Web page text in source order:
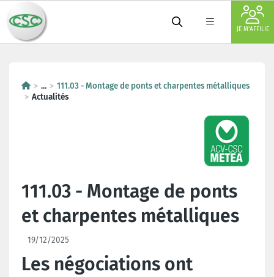
JE M'AFFILIE
...
111.03 - Montage de ponts et charpentes métalliques
Actualités
111.03 - Montage de ponts
et charpentes métalliques
19/12/2025
Les négociations ont